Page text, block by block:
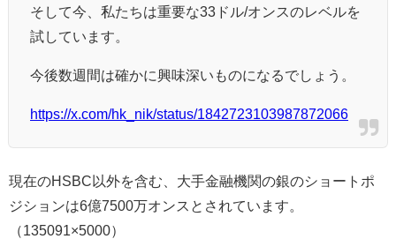
そして今、私たちは重要な33ドル/オンスのレベルを
試しています。
今後数週間は確かに興味深いものになるでしょう。
https://x.com/hk_nik/status/1842723103987872066
現在のHSBC以外を含む、大手金融機関の銀のショートポ
ジションは6億7500万オンスとされています。
（135091×5000）